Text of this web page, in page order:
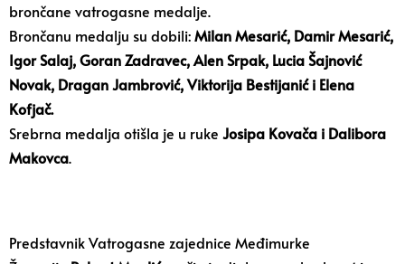
brončane vatrogasne medalje.
Brončanu medalju su dobili:Milan Mesarić, Damir Mesarić,
Igor Salaj, Goran Zadravec, Alen Srpak, Lucia Šajnović
Novak, Dragan Jambrović, Viktorija Bestijanić i Elena
Kofjač.
Srebrna medalja otišla je u ruke Josipa Kovača i Dalibora
Makovca.
Predstavnik Vatrogasne zajednice Međimurke